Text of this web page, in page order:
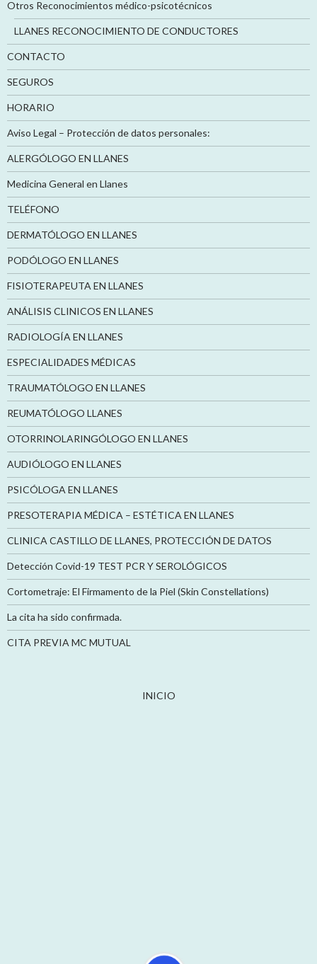
Otros Reconocimientos médico-psicotécnicos
LLANES RECONOCIMIENTO DE CONDUCTORES
CONTACTO
SEGUROS
HORARIO
Aviso Legal – Protección de datos personales:
ALERGÓLOGO EN LLANES
Medicina General en Llanes
TELÉFONO
DERMATÓLOGO EN LLANES
PODÓLOGO EN LLANES
FISIOTERAPEUTA EN LLANES
ANÁLISIS CLINICOS EN LLANES
RADIOLOGÍA EN LLANES
ESPECIALIDADES MÉDICAS
TRAUMATÓLOGO EN LLANES
REUMATÓLOGO LLANES
OTORRINOLARINGÓLOGO EN LLANES
AUDIÓLOGO EN LLANES
PSICÓLOGA EN LLANES
PRESOTERAPIA MÉDICA – ESTÉTICA EN LLANES
CLINICA CASTILLO DE LLANES, PROTECCIÓN DE DATOS
Detección Covid-19 TEST PCR Y SEROLÓGICOS
Cortometraje: El Firmamento de la Piel (Skin Constellations)
La cita ha sido confirmada.
CITA PREVIA MC MUTUAL
INICIO